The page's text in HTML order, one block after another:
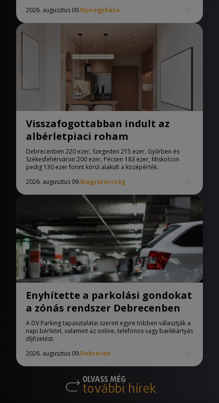
2026. augusztus 09.Nyíregyháza
Visszafogottabban indult az
albérletpiaci roham
Debrecenben 220 ezer, Szegeden 215 ezer, Győrben és
Székesfehérváron 200 ezer, Pécsen 183 ezer, Miskolcon
pedig 130 ezer forint körül alakult a középérték.
2026. augusztus 09.Magyarország
Enyhítette a parkolási gondokat
a zónás rendszer Debrecenben
A DV Parking tapasztalatai szerint egyre többen választják a
napi bérletet, valamint az online, telefonos vagy bankkártyás
díjfizetést.
2026. augusztus 09.Debrecen
OLVASS MÉG
további hírek